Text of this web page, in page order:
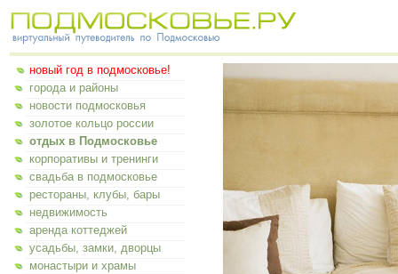
новый год в подмосковье!
города и районы
новости подмосковья
золотое кольцо россии
отдых в Подмосковье
корпоративы и тренинги
свадьба в подмосковье
рестораны, клубы, бары
недвижимость
аренда коттеджей
усадьбы, замки, дворцы
монастыри и храмы